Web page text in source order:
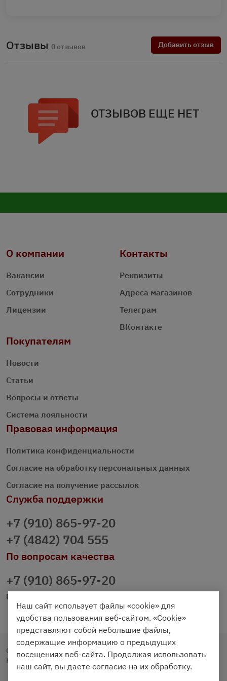
Отзывы 0 отзывов Добавить отзыв
ОТЗЫВОВ ЕЩЕ НЕТ
О компании
Вакансии
Сотрудники
Лицензии
Контакты
Реквизиты
Адреса магазинов
Телеграм
ВКонтакте
Покупателям
Новости
Статьи
Вопросы и ответы
Система лояльности
Правовая информация
Политика конфиденциальности
Согласие на обработку персональных данных
Согласие на получение рассылок
Служба поддержки
+7 (910) 865-97-20
+7 (4842) 704 555
По вопросам качества
+7 (910) 865-97-20
prazdnichniy40@palmi.ru
Copyright © 2020 - 2026. Праздничный Стол.
Разработка и продвижение - Vegas Studio
Наш сайт использует файлы «cookie» для
удобства пользования веб-сайтом. «Cookie»
представляют собой небольшие файлы,
содержащие информацию о предыдущих
посещениях веб-сайта. Продолжая использовать
наш сайт, вы даете согласие на их обработку.